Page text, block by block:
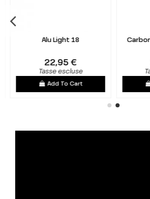
Alu Light 18
22,95 €
Tasse escluse
Add To Cart